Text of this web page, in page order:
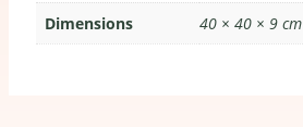
Dimensions
40 × 40 × 9 cm